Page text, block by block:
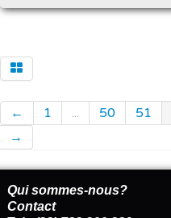
← 1 ... 50 51
→
Qui sommes-nous?
Contact